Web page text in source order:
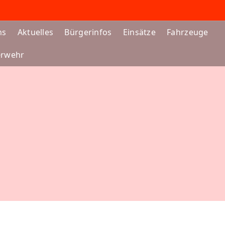
Aktuelles Bürgerinfos Einsätze Fahrzeuge